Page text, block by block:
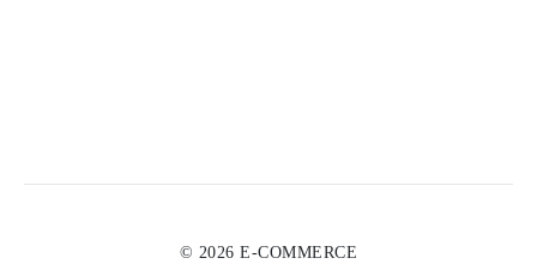
© 2026 E-COMMERCE